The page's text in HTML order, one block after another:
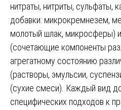
нитраты, нитриты, сульфаты,
добавки: микрокремнезем,
молотый шлак, микросферы)
(сочетающие компоненты
агрегатному состоянию
(растворы, эмульсии,
(сухие смеси). Каждый вид
специфических подходов к